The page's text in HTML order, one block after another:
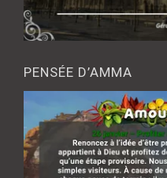
PENSÉE D’AMMA